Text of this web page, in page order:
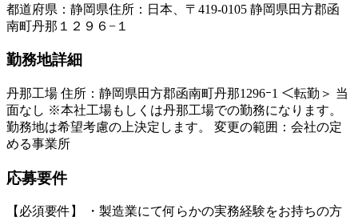
都道府県 ： 静岡県住所 ： 日本、〒419-0105 静岡県田方郡函
南町丹那１２９６−１
勤務地詳細
丹那工場 住所：静岡県田方郡函南町丹那1296ｰ1 ＜転勤＞ 当
面なし ※本社工場もしくは丹那工場での勤務になります。
勤務地は希望考慮の上決定します。 変更の範囲：会社の定
める事業所
応募要件
【必須要件】 ・製造業にて何らかの実務経験をお持ちの方